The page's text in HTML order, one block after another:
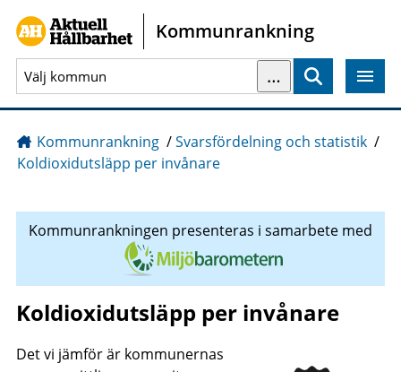
Gå direkt till sidans innehåll
Kommunrankning
…
Kommunrankning /Svarsfördelning och statistik /
Koldioxidutsläpp per invånare
Kommunrankningen presenteras i samarbete med
Koldioxidutsläpp per invånare
Det vi jämför är kommunernas